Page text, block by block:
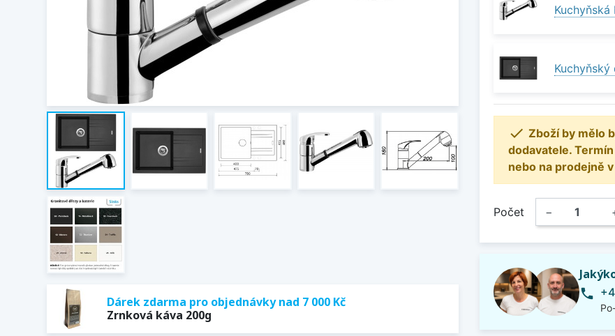
Dárek zdarma pro objednávky nad 7 000 Kč
Zrnková káva 200g
 Zboží by mělo
dodavatele.
nebo na prodejně
Počet −
phone